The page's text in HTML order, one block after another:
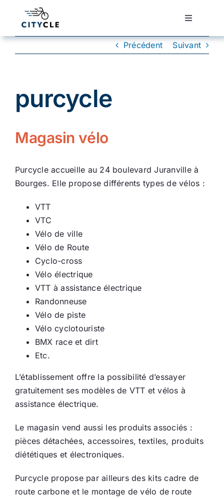
Toggle
Vélos de ville
Matériel
Conseils
Actualité
Ecologie
Précédent Suivant
purcycle
Magasin vélo
Purcycle accueille au 24 boulevard Juranville à
Bourges. Elle propose différents types de vélos :
VTT
VTC
Vélo de ville
Vélo de Route
Cyclo-cross
Vélo électrique
VTT à assistance électrique
Randonneuse
Vélo de piste
Vélo cyclotouriste
BMX race et dirt
Etc.
L’établissement offre la possibilité d’essayer
gratuitement ses modèles de VTT et vélos à
assistance électrique.
Le magasin vend aussi les produits associés :
pièces détachées, accessoires, textiles, produits
diététiques et électroniques.
Purcycle propose par ailleurs des kits cadre de
route carbone et le montage de vélo de route